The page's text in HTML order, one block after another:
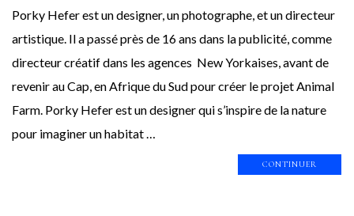
Porky Hefer est un designer, un photographe, et un directeur
artistique. Il a passé près de 16 ans dans la publicité, comme
directeur créatif dans les agences New Yorkaises, avant de
revenir au Cap, en Afrique du Sud pour créer le projet Animal
Farm. Porky Hefer est un designer qui s’inspire de la nature
pour imaginer un habitat …
CONTINUER